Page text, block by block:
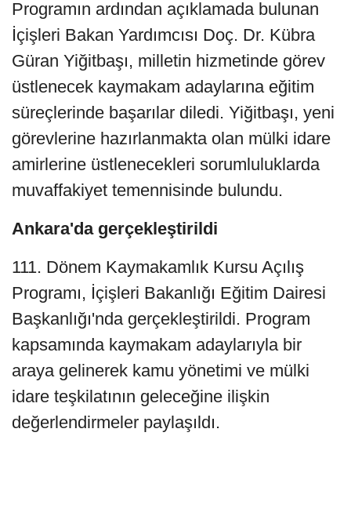
Programın ardından açıklamada bulunan
İçişleri Bakan Yardımcısı Doç. Dr. Kübra
Güran Yiğitbaşı, milletin hizmetinde görev
üstlenecek kaymakam adaylarına eğitim
süreçlerinde başarılar diledi. Yiğitbaşı, yeni
görevlerine hazırlanmakta olan mülki idare
amirlerine üstlenecekleri sorumluluklarda
muvaffakiyet temennisinde bulundu.
Ankara'da gerçekleştirildi
111. Dönem Kaymakamlık Kursu Açılış
Programı, İçişleri Bakanlığı Eğitim Dairesi
Başkanlığı'nda gerçekleştirildi. Program
kapsamında kaymakam adaylarıyla bir
araya gelinerek kamu yönetimi ve mülki
idare teşkilatının geleceğine ilişkin
değerlendirmeler paylaşıldı.